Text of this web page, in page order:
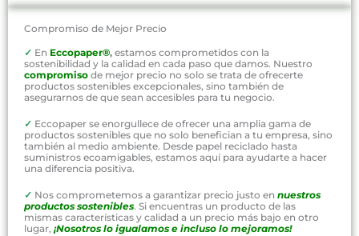
Compromiso de Mejor Precio
✓ En Eccopaper®, estamos comprometidos con la
sostenibilidad y la calidad en cada paso que damos. Nuestro
compromiso de mejor precio no solo se trata de ofrecerte
productos sostenibles excepcionales, sino también de
asegurarnos de que sean accesibles para tu negocio.
✓ Eccopaper se enorgullece de ofrecer una amplia gama de
productos sostenibles que no solo benefician a tu empresa, sino
también al medio ambiente. Desde papel reciclado hasta
suministros ecoamigables, estamos aquí para ayudarte a hacer
una diferencia positiva.
✓ Nos comprometemos a garantizar precio justo en nuestros
productos sostenibles. Si encuentras un producto de las
mismas características y calidad a un precio más bajo en otro
lugar, ¡Nosotros lo igualamos e incluso lo mejoramos!